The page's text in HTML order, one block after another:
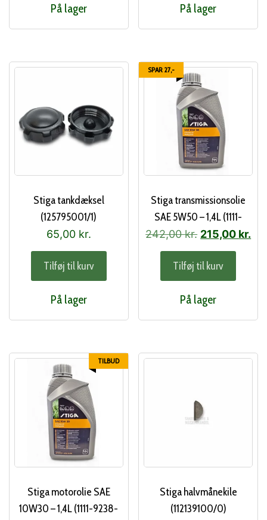
På lager På lager
Stiga tankdæksel
(125795001/1)
65,00 kr.
Tilføj til kurv
På lager
SPAR 27,-
Stiga transmissionsolie
SAE 5W50 – 1,4L (1111-
9281-01)
242,00kr. Den
oprindelige
pris
var:
242,00 kr..
215,00 kr.
Tilføj til kurv
På lager
TILBUD
Stiga motorolie SAE
10W30 – 1,4L (1111-9238-
Stiga halvmånekile
(112139100/0)